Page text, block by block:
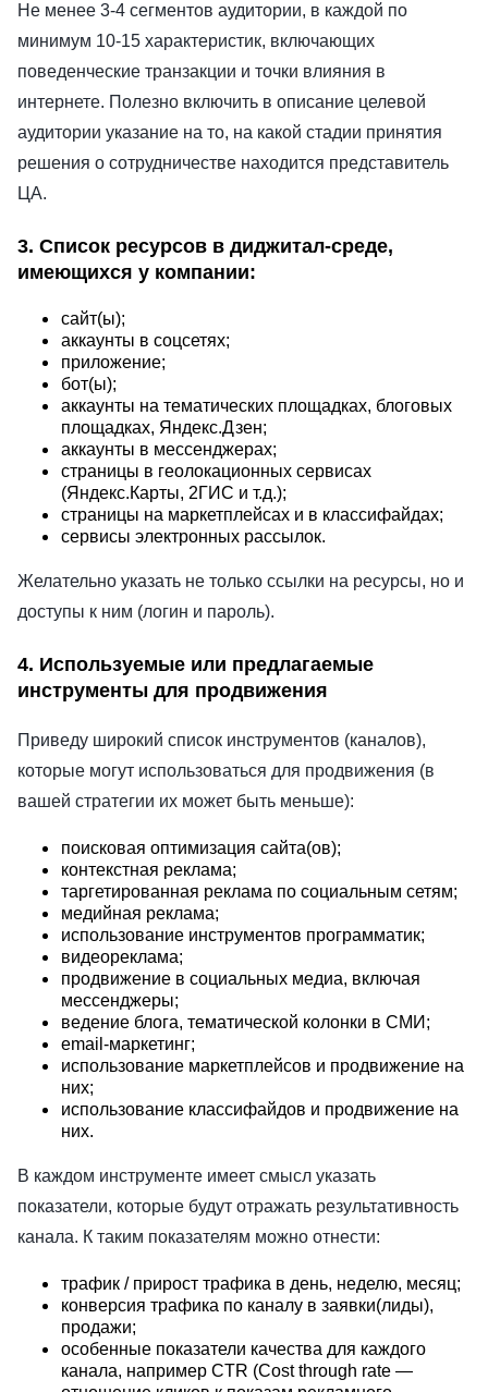
Не менее 3-4 сегментов аудитории, в каждой по
минимум 10-15 характеристик, включающих
поведенческие транзакции и точки влияния в
интернете. Полезно включить в описание целевой
аудитории указание на то, на какой стадии принятия
решения о сотрудничестве находится представитель
ЦА.
3. Список ресурсов в диджитал-среде,
имеющихся у компании:
сайт(ы);
аккаунты в соцсетях;
приложение;
бот(ы);
аккаунты на тематических площадках, блоговых
площадках, Яндекс.Дзен;
аккаунты в мессенджерах;
страницы в геолокационных сервисах
(Яндекс.Карты, 2ГИС и т.д.);
страницы на маркетплейсах и в классифайдах;
сервисы электронных рассылок.
Желательно указать не только ссылки на ресурсы, но и
доступы к ним (логин и пароль).
4. Используемые или предлагаемые
инструменты для продвижения
Приведу широкий список инструментов (каналов),
которые могут использоваться для продвижения (в
вашей стратегии их может быть меньше):
поисковая оптимизация сайта(ов);
контекстная реклама;
таргетированная реклама по социальным сетям;
медийная реклама;
использование инструментов программатик;
видеореклама;
продвижение в социальных медиа, включая
мессенджеры;
ведение блога, тематической колонки в СМИ;
email-маркетинг;
использование маркетплейсов и продвижение на
них;
использование классифайдов и продвижение на
них.
В каждом инструменте имеет смысл указать
показатели, которые будут отражать результативность
канала. К таким показателям можно отнести:
трафик / прирост трафика в день, неделю, месяц;
конверсия трафика по каналу в заявки(лиды),
продажи;
особенные показатели качества для каждого
канала, например CTR (Cost through rate —